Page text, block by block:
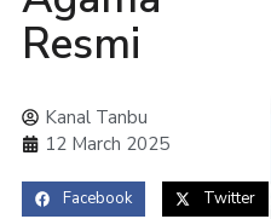
Resmi
Kanal Tanbu
12 March 2025
Facebook Twitter